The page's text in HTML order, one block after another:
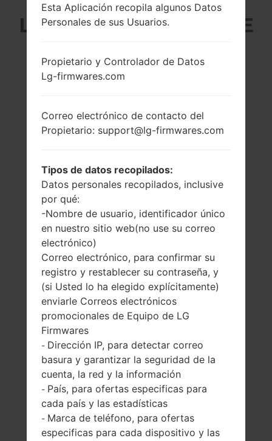
LG D315K (LGD315K) DE
LA SERIE LG F70 LTE
4.5 pulgadas
480 x 800 píxeles
(~207 densidad de
píxeles por
pulgada)
129.6 gramos (4.59
onzas)
Extraíble Li-Ion
2440 mAh
1.2 GHz Cortex-A7
Snapdragon 400
1GB
Android 4.4.x
KitKat
Mayo, 2014
Esta Aplicación recopila algunos Datos
Personales de sus Usuarios.
Propietario y Controlador de Datos
Lg-firmwares.com
Correo electrónico de contacto del
Propietario: support@lg-firmwares.com
Tipos de datos recopilados:
Datos personales recopilados, inclusive
por qué:
-Nombre de usuario, identificador único
en nuestro sitio web(no use su correo
electrónico)
Correo electrónico, para confirmar su
registro y restablecer su contraseña, y
(si Usted lo ha elegido explícitamente)
enviarle Correos electrónicos
promocionales de Equipo de LG
Firmwares
- Dirección IP, para detectar correo
basura y garantizar la seguridad de la
cuenta, la red y la información
- País, para ofertas especificas para
cada país y las estadísticas
- Marca de teléfono, para ofertas
especificas para cada dispositivo y las